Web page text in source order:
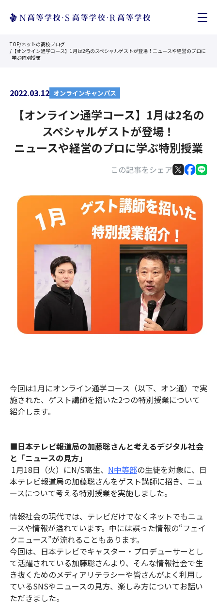
TOP/ネットの高校ブログ
/ 【オンライン通学コース】1月は2名のスペシャルゲストが登場！ニュースや経営のプロに
学ぶ特別授業
2022.03.12 オンラインキャンパス
この記事をシェア
【オンライン通学コース】1月は2名の
スペシャルゲストが登場！
ニュースや経営のプロに学ぶ特別授業
今回は1月にオンライン通学コース（以下、オン通）で実
施された、ゲスト講師を招いた2つの特別授業について
紹介します。
■日本テレビ報道局の加藤聡さんと考えるデジタル社会
と「ニュースの見方」
1月18日（火）にN/S高生、 N中等部の生徒を対象に、日
本テレビ報道局の加藤聡さんをゲスト講師に招き、ニュ
ースについて考える特別授業を実施しました。
情報社会の現代では、テレビだけでなくネットでもニュ
ースや情報が溢れています。中には誤った情報の“フェイ
クニュース”が流れることもあります。
今回は、日本テレビでキャスター・プロデューサーとし
て活躍されている加藤聡さんより、そんな情報社会で生
き抜くためのメディアリテラシーや皆さんがよく利用し
ているSNSやニュースの見方、楽しみ方についてお話い
ただきました。